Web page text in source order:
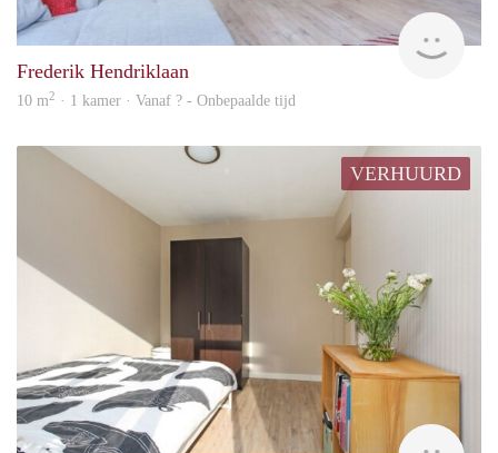
Frederik Hendriklaan
10 m2 · 1 kamer · Vanaf ? - Onbepaalde tijd
VERHUURD